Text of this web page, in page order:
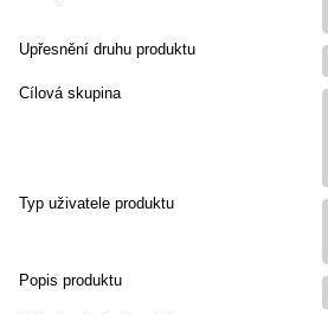
Upřesnění druhu produktu
Cílová skupina
Typ uživatele produktu
Popis produktu